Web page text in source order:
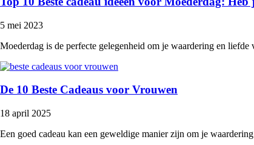
5 mei 2023
Moederdag is de perfecte gelegenheid om je waardering en
De 10 Beste Cadeaus voor Vrouwen
18 april 2025
Een goed cadeau kan een geweldige manier zijn om je